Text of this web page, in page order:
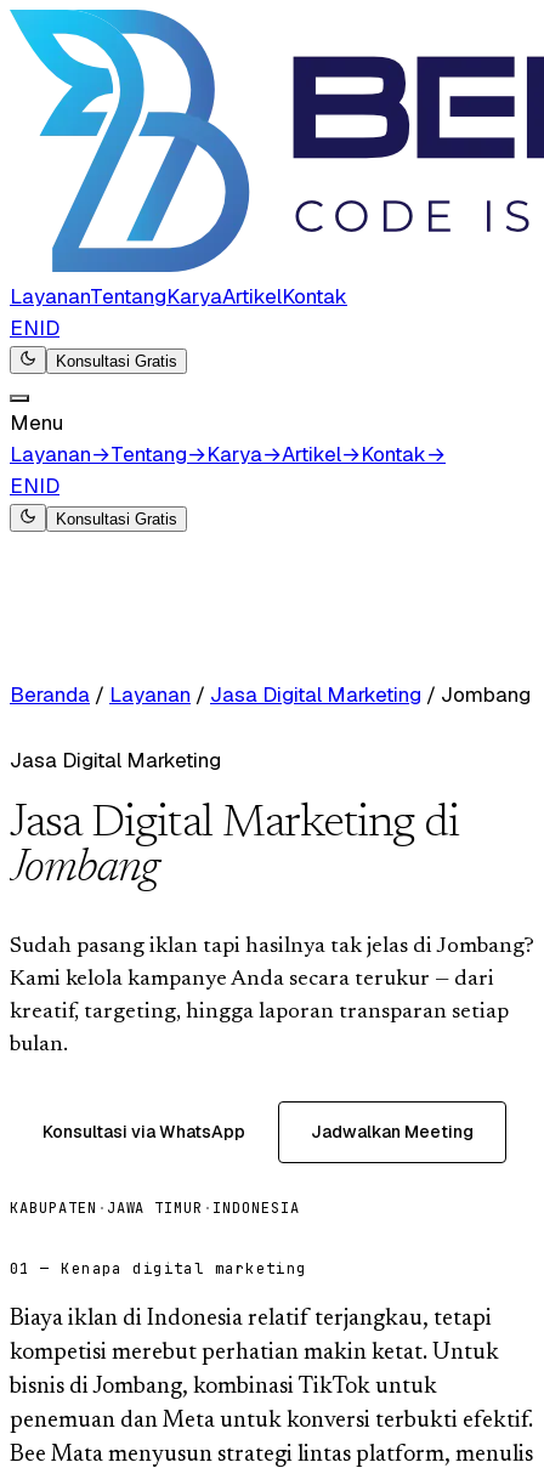
LayananTentangKaryaArtikelKontak
ENID
Konsultasi Gratis
Menu
Layanan→Tentang→Karya→Artikel→Kontak→
ENID
Konsultasi Gratis
Beranda / Layanan / Jasa Digital Marketing / Jombang
Jasa Digital Marketing
Jasa Digital Marketing di
Jombang
Sudah pasang iklan tapi hasilnya tak jelas di Jombang?
Kami kelola kampanye Anda secara terukur — dari
kreatif, targeting, hingga laporan transparan setiap
bulan.
Konsultasi via WhatsApp Jadwalkan Meeting
KABUPATEN · JAWA TIMUR · INDONESIA
01 — Kenapa digital marketing
Biaya iklan di Indonesia relatif terjangkau, tetapi
kompetisi merebut perhatian makin ketat. Untuk
bisnis di Jombang, kombinasi TikTok untuk
penemuan dan Meta untuk konversi terbukti efektif.
Bee Mata menyusun strategi lintas platform, menulis